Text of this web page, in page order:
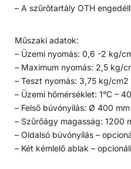
– A szűrőtartály OTH
Műszaki adatok:
– Üzemi nyomás: 0,6 -2 kg/
– Maximum nyomás: 2,5 kg/
– Teszt nyomás: 3,75 kg/cm2
– Üzemi hőmérséklet: 1°C –
– Felső búvónyílás: Ø 400 mm
– Szűrőágy magasság: 1200
– Oldalsó búvónyílás –
– Két kémlelő ablak –